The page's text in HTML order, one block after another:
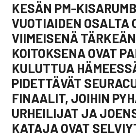
KESÄN PM-
VUOTIAIDEN OSALTA
VIIMEISENÄ
KOITOKSENA OVAT
KULUTTUA
PIDETTÄVÄT
FINAALIT, JOIHIN
URHEILIJAT JA
KATAJA OVAT